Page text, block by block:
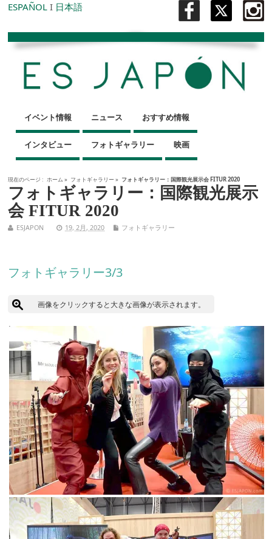
ESPAÑOL I 日本語
イベント情報 ニュース おすすめ情報
インタビュー フォトギャラリー 映画
現在のページ : ホーム » フォトギャラリー» フォトギャラリー：国際観光展示会 FITUR 2020
フォトギャラリー：国際観光展示
会 FITUR 2020
ESJAPON 19, 2月, 2020 フォトギャラリー
フォトギャラリー3/3
画像をクリックすると大きな画像が表示されます。